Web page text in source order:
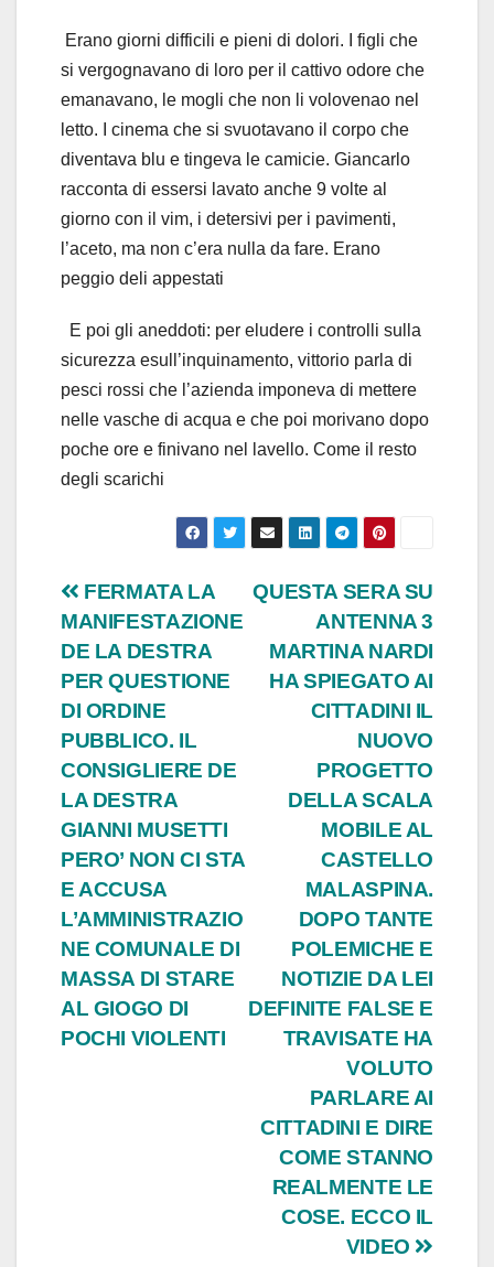
Erano giorni difficili e pieni di dolori. I figli che
si vergognavano di loro per il cattivo odore che
emanavano, le mogli che non li volovenao nel
letto. I cinema che si svuotavano il corpo che
diventava blu e tingeva le camicie. Giancarlo
racconta di essersi lavato anche 9 volte al
giorno con il vim, i detersivi per i pavimenti,
l’aceto, ma non c’era nulla da fare. Erano
peggio deli appestati
E poi gli aneddoti: per eludere i controlli sulla
sicurezza esull’inquinamento, vittorio parla di
pesci rossi che l’azienda imponeva di mettere
nelle vasche di acqua e che poi morivano dopo
poche ore e finivano nel lavello. Come il resto
degli scarichi
Navigazione
articoli
QUESTA SERA SU
ANTENNA 3
MARTINA NARDI
HA SPIEGATO AI
CITTADINI IL
NUOVO
PROGETTO
DELLA SCALA
MOBILE AL
CASTELLO
MALASPINA.
DOPO TANTE
POLEMICHE E
NOTIZIE DA LEI
DEFINITE FALSE E
TRAVISATE HA
VOLUTO
PARLARE AI
CITTADINI E DIRE
COME STANNO
REALMENTE LE
COSE. ECCO IL
VIDEO
FERMATA LA
MANIFESTAZIONE
DE LA DESTRA
PER QUESTIONE
DI ORDINE
PUBBLICO. IL
CONSIGLIERE DE
LA DESTRA
GIANNI MUSETTI
PERO’ NON CI STA
E ACCUSA
L’AMMINISTRAZIO
NE COMUNALE DI
MASSA DI STARE
AL GIOGO DI
POCHI VIOLENTI